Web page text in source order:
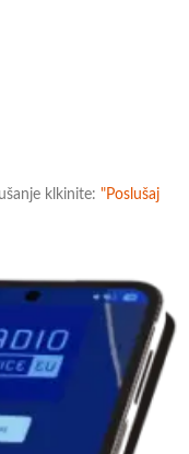
klkinite: "Poslušaj